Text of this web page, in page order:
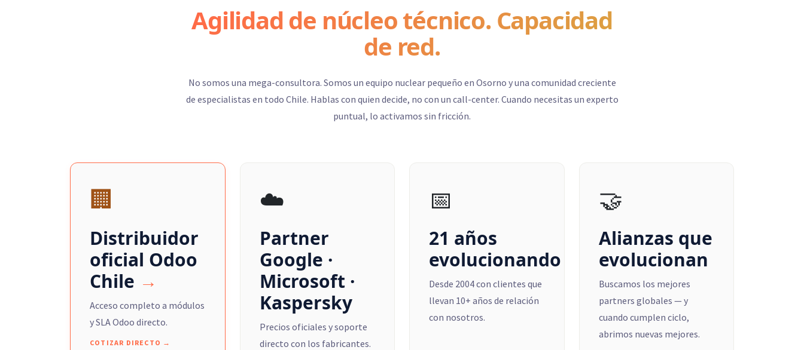
Agilidad de núcleo técnico. Capacidad
de red.
No somos una mega-consultora. Somos un equipo nuclear pequeño en Osorno y una comunidad creciente
de especialistas en todo Chile. Hablas con quien decide, no con un call-center. Cuando necesitas un experto
puntual, lo activamos sin fricción.
🏢
Distribuidor
oficial Odoo
Chile →
Acceso completo a módulos
y SLA Odoo directo.
COTIZAR DIRECTO →
☁️
Partner
Google ·
Microsoft ·
Kaspersky
Precios oficiales y soporte
directo con los fabricantes.
📅
21 años
evolucionando
Desde 2004 con clientes que
llevan 10+ años de relación
con nosotros.
🤝
Alianzas que
evolucionan
Buscamos los mejores
partners globales — y
cuando cumplen ciclo,
abrimos nuevas mejores.